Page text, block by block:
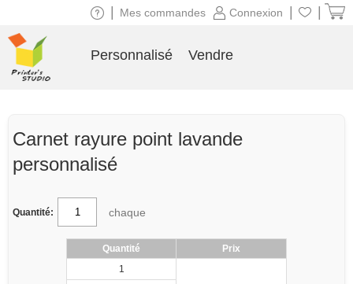
Carnet rayure point lavande
personnalisé
Quantité: chaque
Quantité
Prix
1
Connexion
Mes commandes
Personnalisé Vendre